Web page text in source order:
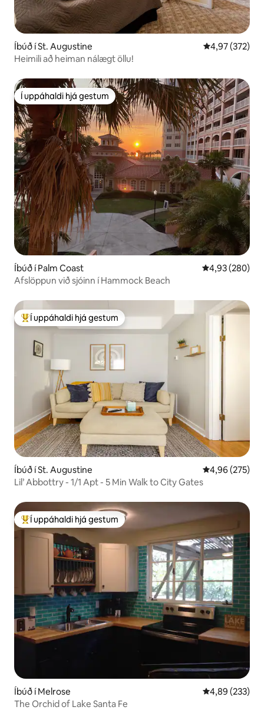
Íbúð í St. Augustine 4,97 af 5 í
4,97 (372)
Heimili að heiman nálægt öllu!
Í uppáhaldi hjá gestum
Í uppáhaldi hjá gestum
Íbúð í Palm Coast 4,93 af 5 í
4,93 (280)
Afslöppun við sjóinn í Hammock Beach
Í mestu uppáhaldi hjá gestum
Í uppáhaldi hjá gestum
Íbúð í St. Augustine 4,96 af 5 í
4,96 (275)
Lil’ Abbottry - 1/1 Apt - 5 Min Walk to City Gates
Í mestu uppáhaldi hjá gestum
Í uppáhaldi hjá gestum
Íbúð í Melrose 4,89 af 5 í
4,89 (233)
The Orchid of Lake Santa Fe